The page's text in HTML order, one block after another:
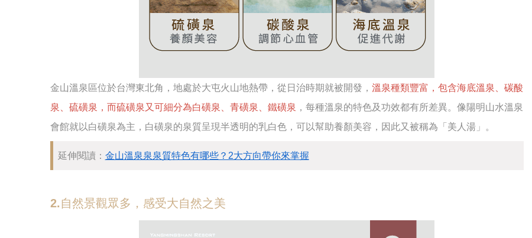
金山溫泉區位於台灣東北角，地處於大屯火山地熱帶，從日治時期就被開發， 溫泉種類豐富，包含海底溫泉、碳酸
泉、硫磺泉，而硫磺泉又可細分為白磺泉、青磺泉、鐵磺泉 ，每種溫泉的特色及功效都有所差異。像陽明山水溫泉
會館就以白磺泉為主，白磺泉的泉質呈現半透明的乳白色，可以幫助養顏美容，因此又被稱為「美人湯」。
延伸閱讀： 金山溫泉泉泉質特色有哪些？2大方向帶你來掌握
2.自然景觀眾多，感受大自然之美